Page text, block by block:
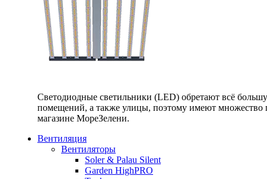
Светодиодные светильники (LED) обретают всё
помещений, а также улицы, поэтому имеют множество
магазине МореЗелени.
Вентиляция
Вентиляторы
Soler & Palau Silent
Garden HighPRO